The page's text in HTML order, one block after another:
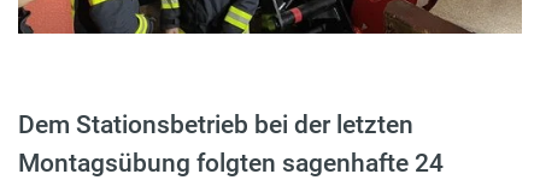
Dem Stationsbetrieb bei der letzten
Montagsübung folgten sagenhafte 24